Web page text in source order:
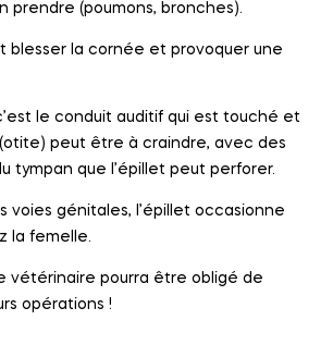
prendre (poumons, bronches).
blesser la cornée et provoquer une
le conduit auditif qui est touché et
peut être à craindre, avec des
tympan que l’épillet peut perforer.
voies génitales, l’épillet occasionne
la femelle.
vétérinaire pourra être obligé de
opérations !